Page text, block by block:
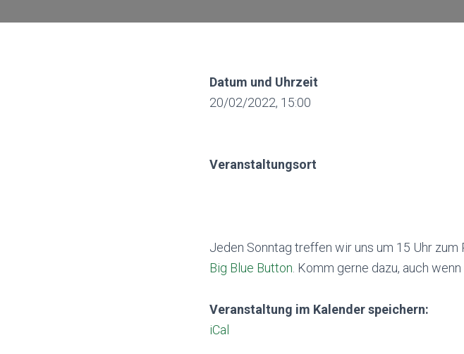
Datum und Uhrzeit
20/02/2022, 15:00
Veranstaltungsort
Jeden Sonntag treffen wir uns um 15 Uhr
Big Blue Button . Komm gerne dazu, auch
Veranstaltung im Kalender speichern:
iCal